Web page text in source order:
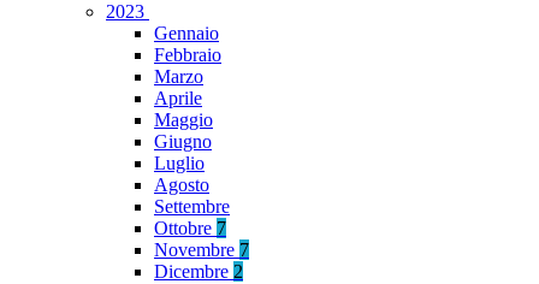
2023
Gennaio
Febbraio
Marzo
Aprile
Maggio
Giugno
Luglio
Agosto
Settembre
Ottobre 7
Novembre 7
Dicembre 2